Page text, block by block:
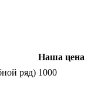
Наша цена
ряд) 1000